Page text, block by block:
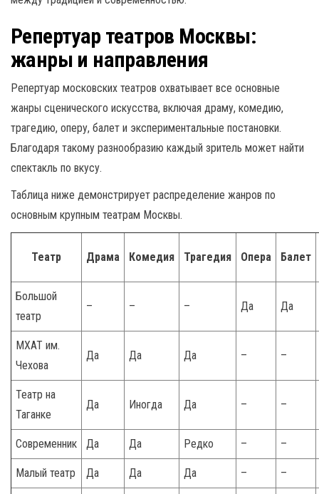
Репертуар театров Москвы:
жанры и направления
Репертуар московских театров охватывает все основные
жанры сценического искусства, включая драму, комедию,
трагедию, оперу, балет и экспериментальные постановки.
Благодаря такому разнообразию каждый зритель может найти
спектакль по вкусу.
Таблица ниже демонстрирует распределение жанров по
основным крупным театрам Москвы.
Театр Драма Комедия Трагедия Опера Балет
Большой
театр
– – – Да Да
МХАТ им.
Чехова
Да Да Да – –
Театр на
Таганке
Да Иногда Да – –
Современник Да Да Редко – –
Малый театр Да Да Да – –